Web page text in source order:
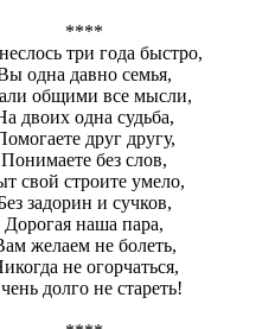
****
три года быстро,
одна давно семья,
общими все мысли,
двоих одна судьба,
друг другу,
Понимаете без слов,
свой строите умело,
задорин и сучков,
Дорогая наша пара,
желаем не болеть,
не огорчаться,
долго не стареть!